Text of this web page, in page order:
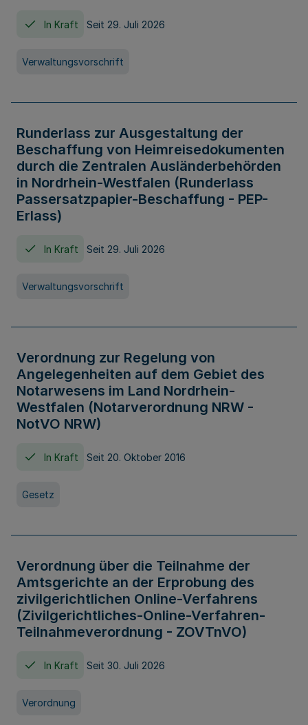
In Kraft Seit 29. Juli 2026
Verwaltungsvorschrift
Runderlass zur Ausgestaltung der
Beschaffung von Heimreisedokumenten
durch die Zentralen Ausländerbehörden
in Nordrhein-Westfalen (Runderlass
Passersatzpapier-Beschaffung - PEP-
Erlass)
In Kraft Seit 29. Juli 2026
Verwaltungsvorschrift
Verordnung zur Regelung von
Angelegenheiten auf dem Gebiet des
Notarwesens im Land Nordrhein-
Westfalen (Notarverordnung NRW -
NotVO NRW)
In Kraft Seit 20. Oktober 2016
Gesetz
Verordnung über die Teilnahme der
Amtsgerichte an der Erprobung des
zivilgerichtlichen Online-Verfahrens
(Zivilgerichtliches-Online-Verfahren-
Teilnahmeverordnung - ZOVTnVO)
In Kraft Seit 30. Juli 2026
Verordnung